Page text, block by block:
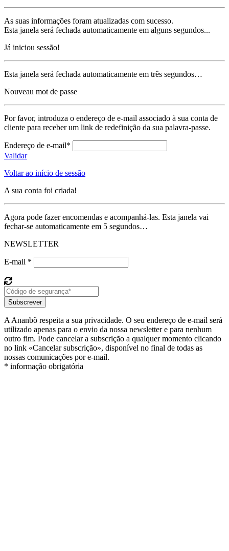
As suas informações foram atualizadas com sucesso.
Esta janela será fechada automaticamente em alguns segundos...
Já iniciou sessão!
Esta janela será fechada automaticamente em três segundos…
Nouveau mot de passe
Por favor, introduza o endereço de e-mail associado à sua conta de
cliente para receber um link de redefinição da sua palavra-passe.
Endereço de e-mail*
Validar
Voltar ao início de sessão
A sua conta foi criada!
Agora pode fazer encomendas e acompanhá-las. Esta janela vai
fechar-se automaticamente em 5 segundos…
NEWSLETTER
E-mail *
Subscrever
A Ananbô respeita a sua privacidade. O seu endereço de e-mail será
utilizado apenas para o envio da nossa newsletter e para nenhum
outro fim. Pode cancelar a subscrição a qualquer momento clicando
no link «Cancelar subscrição», disponível no final de todas as
nossas comunicações por e-mail.
* informação obrigatória